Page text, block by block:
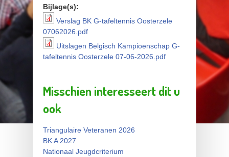
Bijlage(s):
Verslag BK G-tafeltennis
Oosterzele 07062026.pdf
Verslag BK G-tafeltennis Oosterzele
07062026.pdf
Uitslagen Belgisch
tafeltennis Oosterzele 07-
06-2026.pdf
Uitslagen Belgisch Kampioenschap G-
tafeltennis Oosterzele 07-06-2026.pdf
Misschien interesseert dit u
ook
Triangulaire Veteranen 2026
BK A 2027
Nationaal Jeugdcriterium